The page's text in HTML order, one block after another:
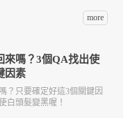
more
來嗎？3個QA找出使
因素
？只要確定好這3個關鍵因
白頭髮變黑喔！